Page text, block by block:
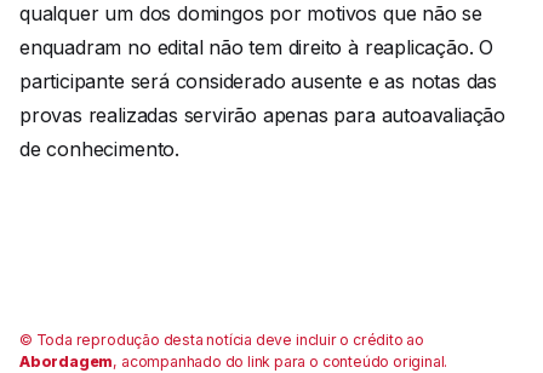
qualquer um dos domingos por motivos que não se
enquadram no edital não tem direito à reaplicação. O
participante será considerado ausente e as notas das
provas realizadas servirão apenas para autoavaliação
de conhecimento.
© Toda reprodução desta notícia deve incluir o crédito ao
Abordagem, acompanhado do link para o conteúdo original.